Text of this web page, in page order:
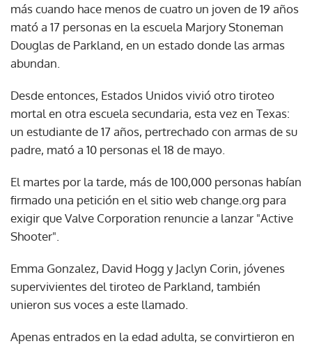
más cuando hace menos de cuatro un joven de 19 años
mató a 17 personas en la escuela Marjory Stoneman
Douglas de Parkland, en un estado donde las armas
abundan.
Desde entonces, Estados Unidos vivió otro tiroteo
mortal en otra escuela secundaria, esta vez en Texas:
un estudiante de 17 años, pertrechado con armas de su
padre, mató a 10 personas el 18 de mayo.
El martes por la tarde, más de 100,000 personas habían
firmado una petición en el sitio web change.org para
exigir que Valve Corporation renuncie a lanzar "Active
Shooter".
Emma Gonzalez, David Hogg y Jaclyn Corin, jóvenes
supervivientes del tiroteo de Parkland, también
unieron sus voces a este llamado.
Apenas entrados en la edad adulta, se convirtieron en